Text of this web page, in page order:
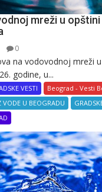
mreži u opštini
0
na vodovodnoj mreži
godine, u...
VESTI
Beograd - Vesti
VODE U BEOGRADU